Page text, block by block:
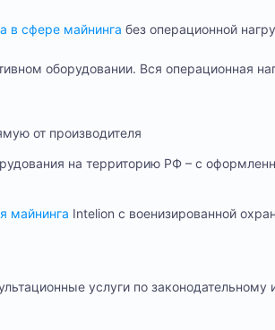
в сфере майнинга без операционной
оборудовании. Вся операционная
от производителя
на территорию РФ – с
майнинга Intelion с военизированной
услуги по законодательному